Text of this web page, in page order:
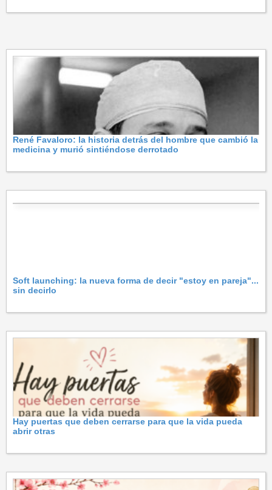
René Favaloro: la historia detrás del hombre que cambió la
medicina y murió sintiéndose derrotado
Soft launching: la nueva forma de decir "estoy en pareja"...
sin decirlo
Hay puertas que deben cerrarse para que la vida pueda
abrir otras